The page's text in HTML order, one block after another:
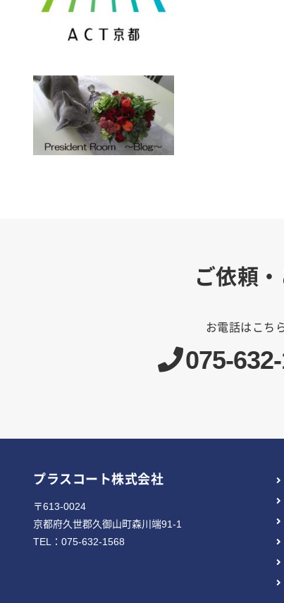
ご依頼
お電話はこち
075-
プラスコート株式会社
〒613-0024
京都府久世郡久御山町森川端91-1
TEL： 075-632-1568